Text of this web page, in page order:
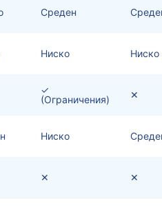
Среден
Ниско Ниско
✓
(Ограничения)
✕
Ниско
✕ ✕